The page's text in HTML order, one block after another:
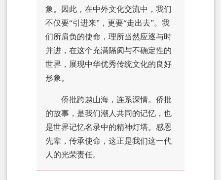
象。因此，在中外文化交流中，我们
不仅要“引进来”，更要“走出去”。我
们所肩负的使命，理所当然应逐与时
并进，在这个充满隔阂与不确定性的
世界，展现中华优秀传统文化的良好
形象。
侨批跨越山海，连系深情。侨批
的故事，是我们潮人共同的记忆，也
是世界记忆名录中的精神灯塔。感恩
先辈，传承使命，这正是我们这一代
人的光荣责任。